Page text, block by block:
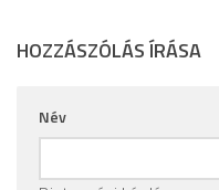
HOZZÁSZÓLÁS ÍRÁSA
Név